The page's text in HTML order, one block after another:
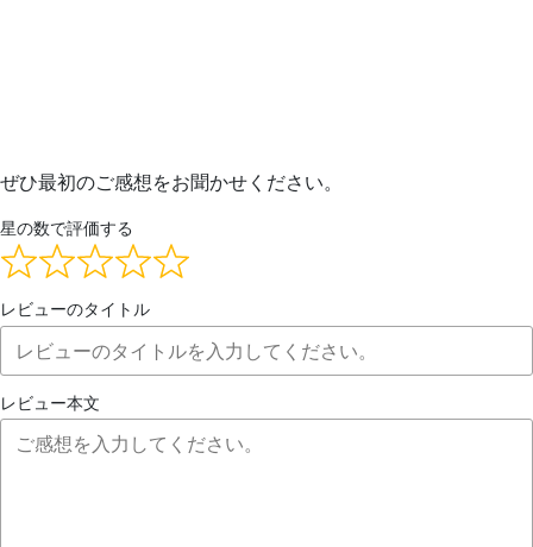
ぜひ最初のご感想をお聞かせください。
星の数で評価する
レビューのタイトル
レビュー本文